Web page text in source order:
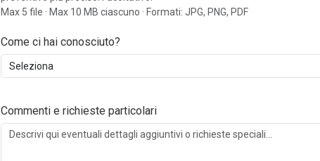
Max 5 file · Max 10 MB ciascuno · Formati: JPG, PNG, PDF
Come ci hai conosciuto?
Commenti e richieste particolari